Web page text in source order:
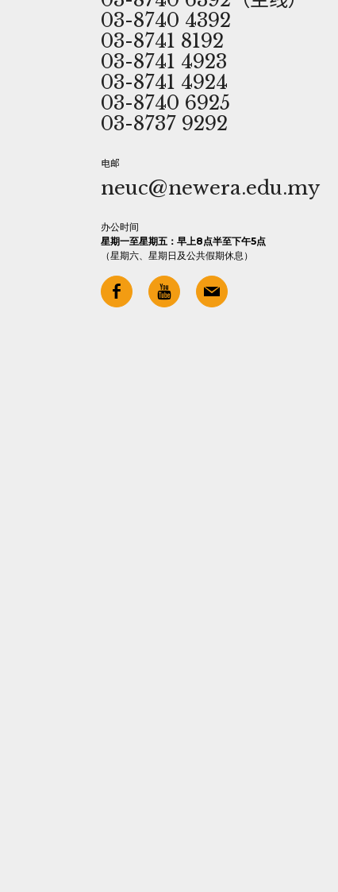
03-8740 4392
03-8741 8192
03-8741 4923
03-8741 4924
03-8740 6925
03-8737 9292
电邮
neuc@newera.edu.my
办公时间
星期一至星期五：早上8点半至下午5点
（星期六、星期日及公共假期休息）